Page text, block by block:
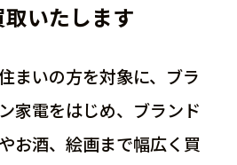
取いたします
まいの方を対象に、ブラ
家電をはじめ、 ブランド
お酒、絵画まで幅広く買